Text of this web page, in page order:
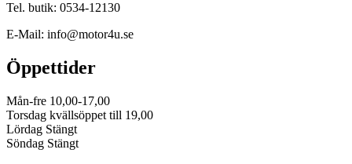
Tel. butik: 0534-12130
E-Mail: info@motor4u.se
Öppettider
Mån-fre 10,00-17,00
Torsdag kvällsöppet till 19,00
Lördag Stängt
Söndag Stängt